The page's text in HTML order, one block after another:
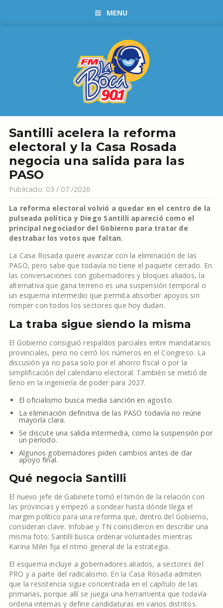
MENU
Santilli acelera la reforma
electoral y la Casa Rosada
negocia una salida para las
PASO
Publicado: 03 / 07 /2026
La reforma electoral volvió a quedar en el centro de la
pulseada política y Diego Santilli apareció como el
principal negociador del Gobierno para tratar de
destrabar los votos que faltan.
La Casa Rosada quiere avanzar con la eliminación de las
PASO, pero sabe que todavía no tiene el paquete cerrado. En
las conversaciones con gobernadores y bloques aliados, la
alternativa que gana terreno es una suspensión temporal o
un esquema intermedio que permita absorber apoyos sin
romper con todos los sectores que hoy dudan.
La traba sigue siendo la misma
El Gobierno consiguió respaldos parciales entre mandatarios
provinciales, pero no cerró los números en el Congreso. La
discusión ya no pasa solo por el ahorro fiscal o por la
simplificación del calendario electoral. También se metió de
lleno en la ingeniería de poder para 2027.
El oficialismo busca media sanción en agosto.
La eliminación definitiva de las PASO todavía no reúne
mayoría clara.
Se discute una salida intermedia, como la suspensión por
un período.
Algunos gobernadores piden cambios antes de dar
apoyo final.
Qué negocia Santilli
El nuevo jefe de Gabinete tomó el timón de la relación con
las provincias y empezó a sondear hasta dónde llega el
margen político para una reforma que, dentro del Gobierno,
consideran clave. Infobae y TN coincidieron en describir una
misma foto: Santilli busca ordenar voluntades mientras
Karina Milei fija el ritmo general de la estrategia.
El esquema incluye a gobernadores aliados, a sectores del
PRO y a parte del radicalismo. En la Casa Rosada admiten
que la resistencia sigue concentrada en el capítulo de las
primarias, porque allí se juega una herramienta que todavía
ordena internas y define candidaturas en varios distritos.